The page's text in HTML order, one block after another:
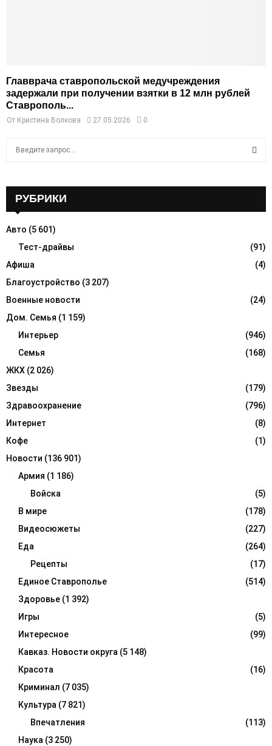
Главврача ставропольской медучреждения
задержали при получении взятки в 12 млн рублей
Ставрополь...
От Кристина Волкова 27.05.2026 0
o
R
C
H
РУБРИКИ
Авто (5 601)
Тест-драйвы
(91)
Афиша
(4)
Благоустройство (3 207)
Военные новости
(24)
Дом. Семья (1 159)
Интерьер
(946)
Семья
(168)
ЖКХ (2 026)
Звезды
(179)
Здравоохранение
(796)
Интернет
(8)
Кофе
(1)
Новости (136 901)
Армия (1 186)
Войска
(5)
В мире
(178)
Видеосюжеты
(227)
Еда
(264)
Рецепты
(17)
Единое Ставрополье
(514)
Здоровье (1 392)
Игры
(5)
Интересное
(99)
Кавказ. Новости округа (5 148)
Красота
(16)
Криминал (7 035)
Культура (7 821)
Впечатления
(113)
Наука (3 250)